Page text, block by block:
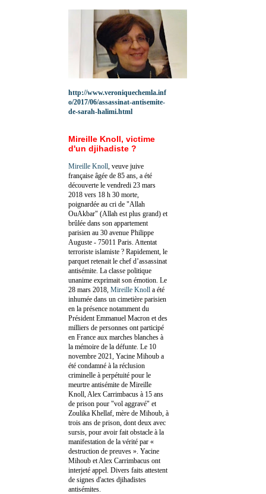
http://www.veroniquechemla.inf
o/2017/06/assassinat-antisemite-
de-sarah-halimi.html
Mireille Knoll, victime
d'un djihadiste ?
Mireille Knoll , veuve juive
française âgée de 85 ans, a été
découverte le vendredi 23 mars
2018 vers 18 h 30 morte,
poignardée au cri de "Allah
OuAkbar" (Allah est plus grand) et
brûlée dans son appartement
parisien au 30 avenue Philippe
Auguste - 75011 Paris. Attentat
terroriste islamiste ? Rapidement, le
parquet retenait le chef d’assassinat
antisémite. La classe politique
unanime exprimait son émotion. Le
28 mars 2018, Mireille Knoll a été
inhumée dans un cimetière parisien
en la présence notamment du
Président Emmanuel Macron et des
milliers de personnes ont participé
en France aux marches blanches à
la mémoire de la défunte. Le 10
novembre 2021, Yacine Mihoub a
été condamné à la réclusion
criminelle à perpétuité pour le
meurtre antisémite de Mireille
Knoll, Alex Carrimbacus à 15 ans
de prison pour "vol aggravé" et
Zoulika Khellaf, mère de Mihoub, à
trois ans de prison, dont deux avec
sursis, pour avoir fait obstacle à la
manifestation de la vérité par «
destruction de preuves ». Yacine
Mihoub et Alex Carrimbacus ont
interjeté appel. Divers faits attestent
de signes d'actes djihadistes
antisémites.